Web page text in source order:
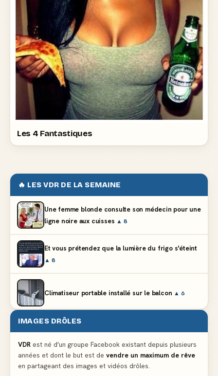
Les 4 Fantastiques
🔥 LES VDR DE LA SEMAINE
Une femme blonde consulte son médecin pour une
ligne noire aux cuisses ▲ 8
Et vous prétendez que la lumière du frigo s'éteint
▲ 8
Climatiseur portable installé sur le balcon ▲ 6
Partager l'addition alors que vous n'avez pris
Le mendiant revient avec un livre de cuisine
IMAGES DRÔLES
VDR est né d'un groupe Facebook existant depuis plusieurs
années et dont le but est de vendre un maximum de rêve
en partageant des images et vidéos drôles.